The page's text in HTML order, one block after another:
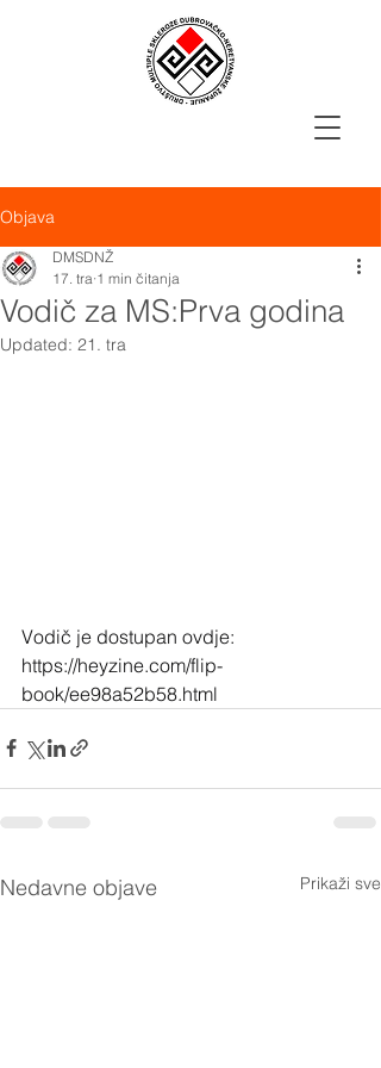
Objava
Vodič za MS:Prva godina
DMSDNŽ
17. tra 1 min čitanja
Updated: 21. tra
Vodič je dostupan ovdje:
https://heyzine.com/flip-
book/ee98a52b58.html
Nedavne objave Prikaži sve